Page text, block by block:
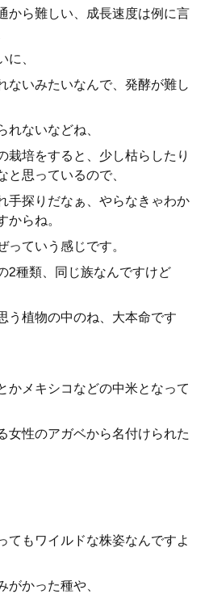
から難しい、成長速度は例に言
、
ないみたいなんで、発酵が難し
ないなどね、
栽培をすると、少し枯らしたり
思っているので、
手探りだなぁ、やらなきゃわか
からね。
っていう感じです。
2種類、同じ族なんですけど
う植物の中のね、大本命です
かメキシコなどの中米となって
女性のアガベから名付けられた
てもワイルドな株姿なんですよ
かった種や、